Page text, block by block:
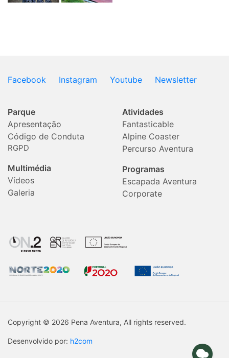
Facebook Instagram Youtube Newsletter
Parque
Apresentação
Código de Conduta
RGPD
Multimédia
Vídeos
Galeria
Atividades
Fantasticable
Alpine Coaster
Percurso Aventura
Programas
Escapada Aventura
Corporate
Copyright © 2026 Pena Aventura, All rights reserved.
Desenvolvido por: h2com